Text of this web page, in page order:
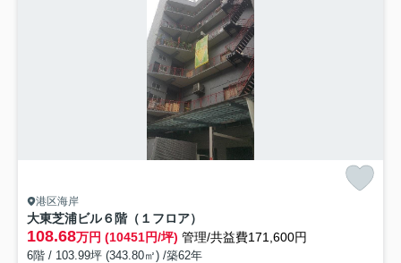
港区海岸
大東芝浦ビル６階（１フロア）
108.68万円 (10451円/坪) 管理/共益費171,600円
6階 / 103.99坪 (343.80㎡) /築62年